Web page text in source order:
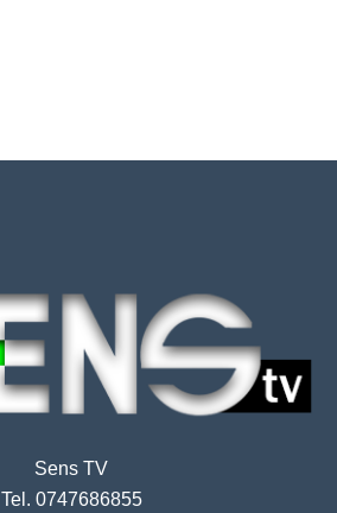
Sens TV
Tel. 0747686855